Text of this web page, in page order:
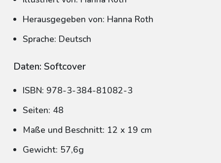
Herausgegeben von: Hanna Roth
Sprache: Deutsch
Daten: Softcover
ISBN: 978-3-384-81082-3
Seiten: 48
Maße und Beschnitt: 12 x 19 cm
Gewicht: 57,6g